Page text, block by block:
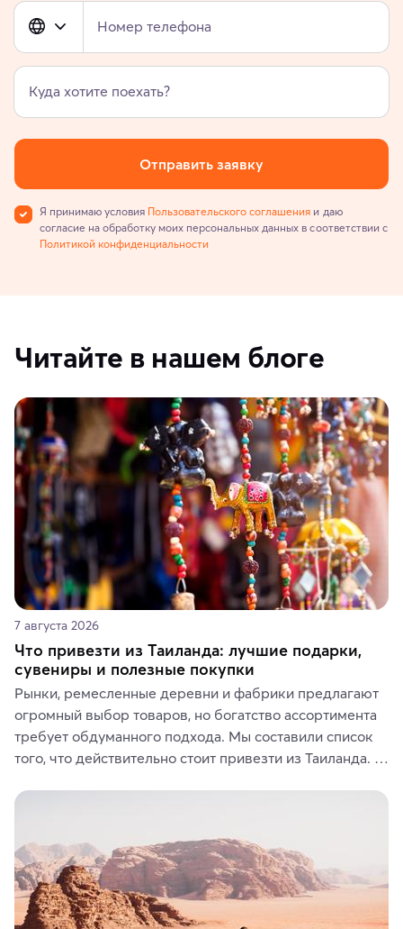
Номер телефона
Куда хотите поехать?
Отправить заявку
Я принимаю условия Пользовательского соглашения и даю
согласие на обработку моих персональных данных в соответствии с
Политикой конфиденциальности
Читайте в нашем блоге
7 августа 2026
Что привезти из Таиланда: лучшие подарки,
сувениры и полезные покупки
Рынки, ремесленные деревни и фабрики предлагают
огромный выбор товаров, но богатство ассортимента
требует обдуманного подхода. Мы составили список
того, что действительно стоит привезти из Таиланда.
средства, одежду, украшения, предметы интерьера
где их купить.